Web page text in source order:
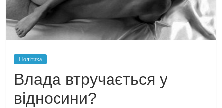
Політика
Влада втручається у
відносини?